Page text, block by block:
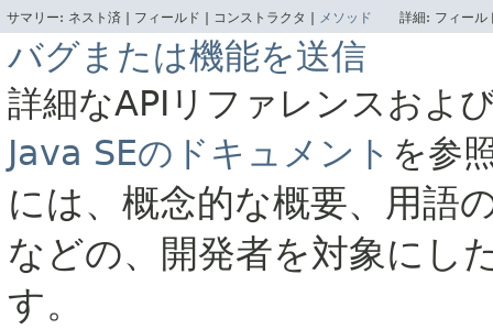
サマリー: ネスト済 | フィールド | コンストラクタ | メソッド 詳細: フィー
バグまたは機能を送信
詳細なAPIリファレンスおよ
Java SEのドキュメント を参
には、概念的な概要、用語
などの、開発者を対象にし
す。